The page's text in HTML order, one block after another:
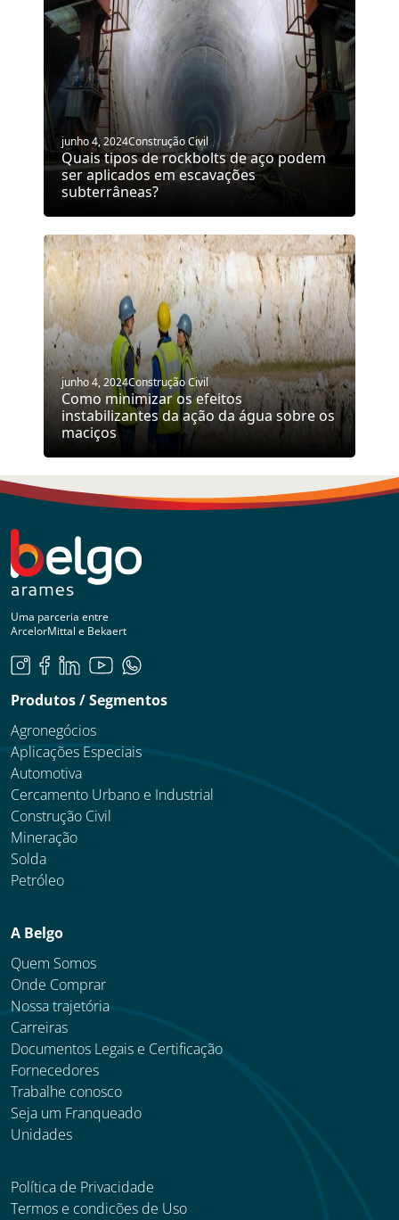
junho 4, 2024Construção Civil
Quais tipos de rockbolts de aço podem
ser aplicados em escavações
subterrâneas?
junho 4, 2024Construção Civil
Como minimizar os efeitos
instabilizantes da ação da água sobre os
maciços
Uma parceria entre
ArcelorMittal e Bekaert
Produtos / Segmentos
Agronegócios
Aplicações Especiais
Automotiva
Cercamento Urbano e Industrial
Construção Civil
Mineração
Solda
Petróleo
A Belgo
Quem Somos
Onde Comprar
Nossa trajetória
Carreiras
Documentos Legais e Certificação
Fornecedores
Trabalhe conosco
Seja um Franqueado
Unidades
Política de Privacidade
Termos e condicões de Uso